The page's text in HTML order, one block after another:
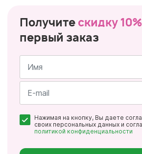
Получите скидку 10%
первый заказ
Имя
*
Нажимая на кнопку, Вы даете
своих персональных данных и
политикой конфиденциальности